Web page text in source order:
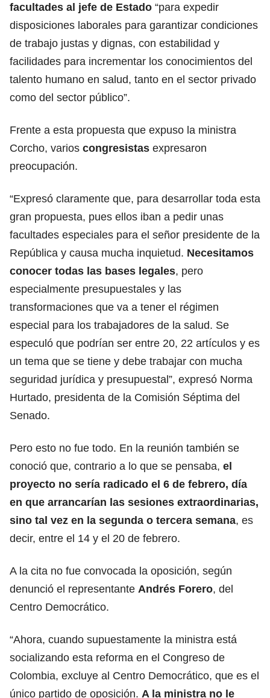
facultades al jefe de Estado “para expedir
disposiciones laborales para garantizar condiciones
de trabajo justas y dignas, con estabilidad y
facilidades para incrementar los conocimientos del
talento humano en salud, tanto en el sector privado
como del sector público”.
Frente a esta propuesta que expuso la ministra
Corcho, varios congresistas expresaron
preocupación.
“Expresó claramente que, para desarrollar toda esta
gran propuesta, pues ellos iban a pedir unas
facultades especiales para el señor presidente de la
República y causa mucha inquietud. Necesitamos
conocer todas las bases legales, pero
especialmente presupuestales y las
transformaciones que va a tener el régimen
especial para los trabajadores de la salud. Se
especuló que podrían ser entre 20, 22 artículos y es
un tema que se tiene y debe trabajar con mucha
seguridad jurídica y presupuestal”, expresó Norma
Hurtado, presidenta de la Comisión Séptima del
Senado.
Pero esto no fue todo. En la reunión también se
conoció que, contrario a lo que se pensaba, el
proyecto no sería radicado el 6 de febrero, día
en que arrancarían las sesiones extraordinarias,
sino tal vez en la segunda o tercera semana, es
decir, entre el 14 y el 20 de febrero.
A la cita no fue convocada la oposición, según
denunció el representante Andrés Forero, del
Centro Democrático.
“Ahora, cuando supuestamente la ministra está
socializando esta reforma en el Congreso de
Colombia, excluye al Centro Democrático, que es el
único partido de oposición. A la ministra no le